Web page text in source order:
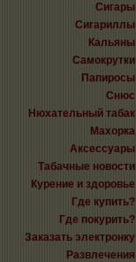
Сигары
Сигариллы
Кальяны
Самокрутки
Папиросы
Снюс
Нюхательный табак
Махорка
Аксессуары
Табачные новости
Курение и здоровье
Где купить?
Где покурить?
Заказать электронку
Развлечения